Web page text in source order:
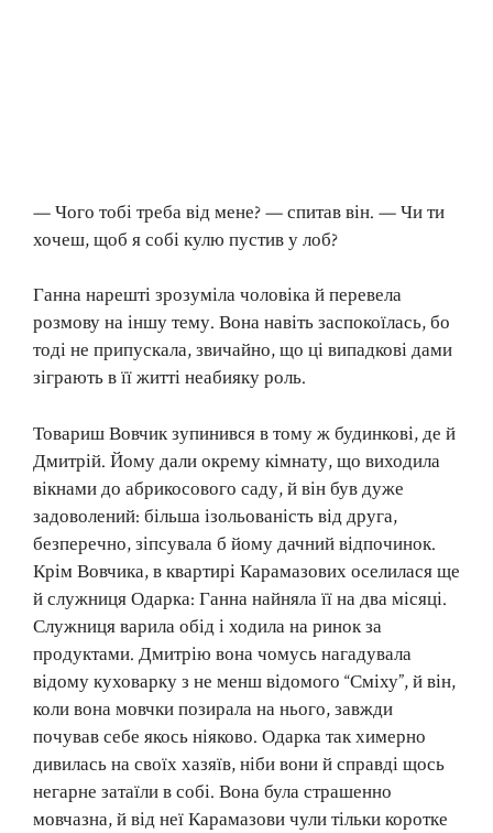
— Чого тобі треба від мене? — спитав він. — Чи ти
хочеш, щоб я собі кулю пустив у лоб?
Ганна нарешті зрозуміла чоловіка й перевела
розмову на іншу тему. Вона навіть заспокоїлась, бо
тоді не припускала, звичайно, що ці випадкові дами
зіграють в її житті неабияку роль.
Товариш Вовчик зупинився в тому ж будинкові, де й
Дмитрій. Йому дали окрему кімнату, що виходила
вікнами до абрикосового саду, й він був дуже
задоволений: більша ізольованість від друга,
безперечно, зіпсувала б йому дачний відпочинок.
Крім Вовчика, в квартирі Карамазових оселилася ще
й служниця Одарка: Ганна найняла її на два місяці.
Служниця варила обід і ходила на ринок за
продуктами. Дмитрію вона чомусь нагадувала
відому куховарку з не менш відомого “Сміху”, й він,
коли вона мовчки позирала на нього, завжди
почував себе якось ніяково. Одарка так химерно
дивилась на своїх хазяїв, ніби вони й справді щось
негарне затаїли в собі. Вона була страшенно
мовчазна, й від неї Карамазови чули тільки коротке